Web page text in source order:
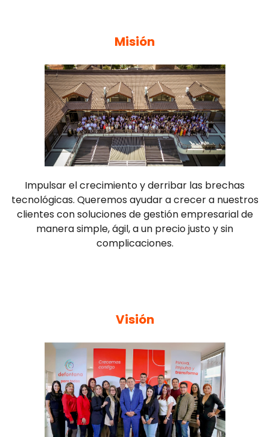
Misión
Impulsar el crecimiento y derribar las brechas
tecnológicas. Queremos ayudar a crecer a nuestros
clientes con soluciones de gestión empresarial de
manera simple, ágil, a un precio justo y sin
complicaciones.
Visión